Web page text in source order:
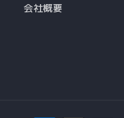
会社概要